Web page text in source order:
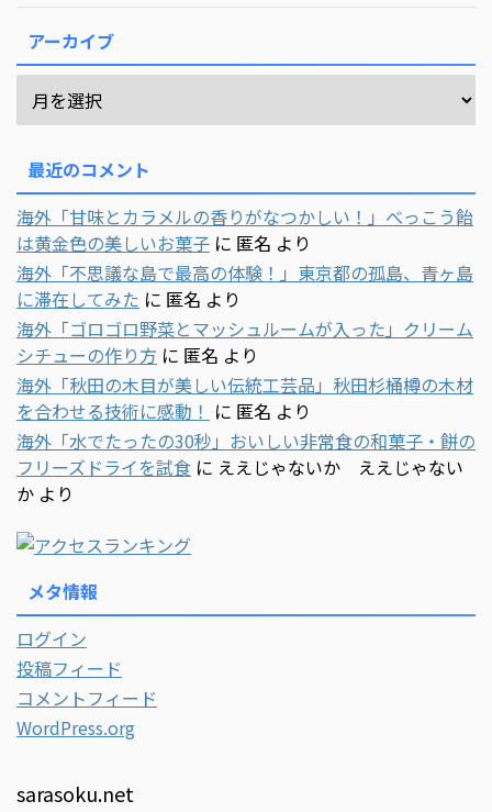
アーカイブ
最近のコメント
海外「甘味とカラメルの香りがなつかしい！」べっこう飴
は黄金色の美しいお菓子 に 匿名 より
海外「不思議な島で最高の体験！」東京都の孤島、青ヶ島
に滞在してみた に 匿名 より
海外「ゴロゴロ野菜とマッシュルームが入った」クリーム
シチューの作り方 に 匿名 より
海外「秋田の木目が美しい伝統工芸品」秋田杉桶樽の木材
を合わせる技術に感動！ に 匿名 より
海外「水でたったの30秒」おいしい非常食の和菓子・餅の
フリーズドライを試食 に ええじゃないか ええじゃない
か より
メタ情報
ログイン
投稿フィード
コメントフィード
WordPress.org
sarasoku.net